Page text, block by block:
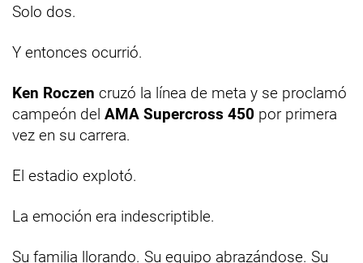
Solo dos.
Y entonces ocurrió.
Ken Roczen cruzó la línea de meta y se proclamó
campeón del AMA Supercross 450 por primera
vez en su carrera.
El estadio explotó.
La emoción era indescriptible.
Su familia llorando. Su equipo abrazándose. Su